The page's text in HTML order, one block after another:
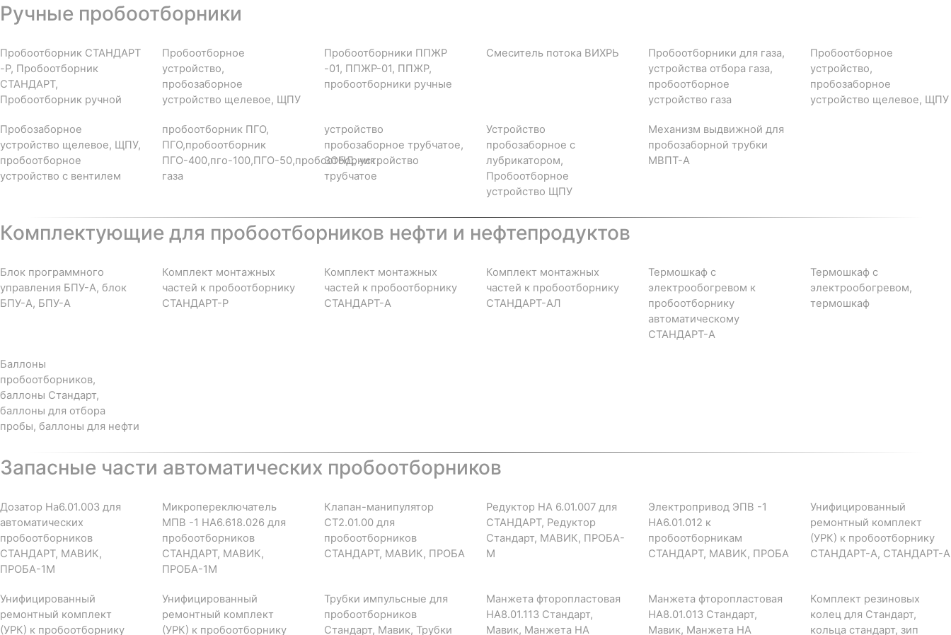
Ручные пробоотборники
Пробоотборник СТАНДАРТ
-Р, Пробоотборник
СТАНДАРТ,
Пробоотборник ручной
Пробоотборное
устройство,
пробозаборное
устройство щелевое, ЩПУ
Пробоотборники ППЖР
-01, ППЖР-01, ППЖР,
пробоотборники ручные
Смеситель потока ВИХРЬ
Пробоотборники для газа,
устройства отбора газа,
пробоотборное
устройство газа
Пробоотборное
устройство,
пробозаборное
устройство щелевое, ЩПУ
Пробозаборное
устройство щелевое, ЩПУ,
пробоотборное
устройство с вентилем
пробоотборник ПГО,
ПГО,пробоотборник
ПГО-400,пго-100,ПГО-50,пробоотборник
газа
устройство
пробозаборное трубчатое,
ЗОНД, устройство
трубчатое
Устройство
пробозаборное с
лубрикатором,
Пробоотборное
устройство ЩПУ
Механизм выдвижной для
пробозаборной трубки
МВПТ-А
Комплектующие для пробоотборников нефти и нефтепродуктов
Блок программного
управления БПУ-А, блок
БПУ-А, БПУ-А
Комплект монтажных
частей к пробоотборнику
СТАНДАРТ-Р
Комплект монтажных
частей к пробоотборнику
СТАНДАРТ-А
Комплект монтажных
частей к пробоотборнику
СТАНДАРТ-АЛ
Термошкаф с
электрообогревом к
пробоотборнику
автоматическому
СТАНДАРТ-А
Термошкаф с
электрообогревом,
термошкаф
Баллоны
пробоотборников,
баллоны Стандарт,
баллоны для отбора
пробы, баллоны для нефти
Запасные части автоматических пробоотборников
Дозатор На6.01.003 для
автоматических
пробоотборников
СТАНДАРТ, МАВИК,
ПРОБА-1М
Микропереключатель
МПВ -1 НА6.618.026 для
пробоотборников
СТАНДАРТ, МАВИК,
ПРОБА-1М
Клапан-манипулятор
СТ2.01.00 для
пробоотборников
СТАНДАРТ, МАВИК, ПРОБА
Редуктор НА 6.01.007 для
СТАНДАРТ, Редуктор
Стандарт, МАВИК, ПРОБА-
М
Электропривод ЭПВ -1
НА6.01.012 к
пробоотборникам
СТАНДАРТ, МАВИК, ПРОБА
Унифицированный
ремонтный комплект
(УРК) к пробоотборнику
СТАНДАРТ-А, СТАНДАРТ-А
Унифицированный
ремонтный комплект
(УРК) к пробоотборнику
Унифицированный
ремонтный комплект
(УРК) к пробоотборнику
Трубки импульсные для
пробоотборников
Стандарт, Мавик, Трубки
Манжета фторопластовая
НА8.01.113 Стандарт,
Мавик, Манжета НА
Манжета фторопластовая
НА8.01.013 Стандарт,
Мавик, Манжета НА
Комплект резиновых
колец для Стандарт,
кольца стандарт, зип